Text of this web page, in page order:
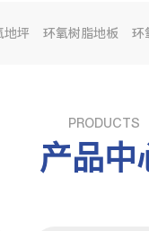
地坪 环氧树脂地板 环
PRODUCTS
产品中